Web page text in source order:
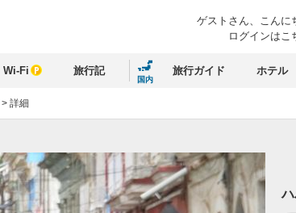
ゲストさん、 こんに
ログインはこ
Wi-Fi 旅行記
国内
旅行ガイド ホテル
> 詳細